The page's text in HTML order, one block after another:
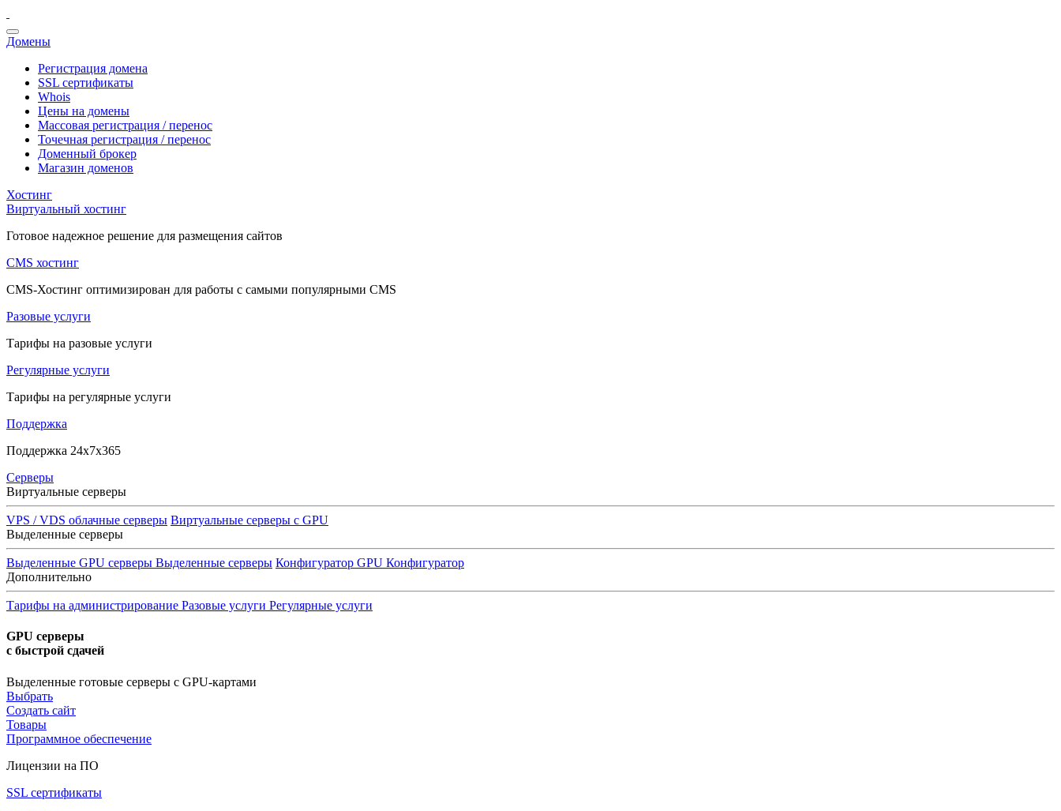
Домены
Регистрация домена
SSL сертификаты
Whois
Цены на домены
Массовая регистрация / перенос
Точечная регистрация / перенос
Доменный брокер
Магазин доменов
Хостинг
Виртуальный хостинг
Готовое надежное решение для размещения сайтов
CMS хостинг
CMS-Хостинг оптимизирован для работы с самыми популярными CMS
Разовые услуги
Тарифы на разовые услуги
Регулярные услуги
Тарифы на регулярные услуги
Поддержка
Поддержка 24x7x365
Серверы
Виртуальные серверы
VPS / VDS облачные серверы Виртуальные серверы с GPU
Выделенные серверы
Выделенные GPU серверы Выделенные серверы Конфигуратор GPU Конфигуратор
Дополнительно
Тарифы на администрирование Разовые услуги Регулярные услуги
GPU серверы
с быстрой сдачей
Выделенные готовые серверы с GPU-картами
Выбрать
Создать сайт
Товары
Программное обеспечение
Лицензии на ПО
SSL сертификаты